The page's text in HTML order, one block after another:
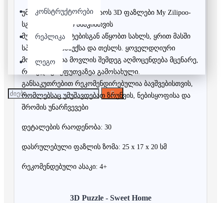
კონსტრუქტორები
რეპლიკა
ლეგო
უმაღლესი ხარისხის მუყაოს 3D ფაზლები My Zilipoo-
სგან ნებისმიერი ასაკისთვის
მუყაოს ფირფიტებისგან აწყობთ სახლს, ყრით მასში
სპეციალურ სასუქსა და თესლს. ყოველდღიური
მორწყვისა და მოვლის შემდეგ აღმოცენდება მცენარე,
რომელიც შეფუთვაზეა გამოსახული.
განსაკუთრებით რეკომენდირებულია ბავშვებისთვის,
რომლებსაც უმუშავდებათ ზრუნვის, ნებისყოფისა და
შრომის უნარჩვევები
დეტალების რაოდენობა: 30
დასრულებული ფაზლის ზომა: 25 x 17 x 20 სმ
რეკომენდებული ასაკი: 4+
3D Puzzle - Sweet Home